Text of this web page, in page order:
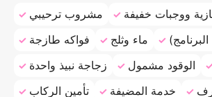
مشروب ترحيبي
ووجبات خفيفة
فواكه طازجة
ماء وثلج
زجاجة نبيذ واحدة
الوقود مشمول
تأمين الركاب
خدمة المضيفة